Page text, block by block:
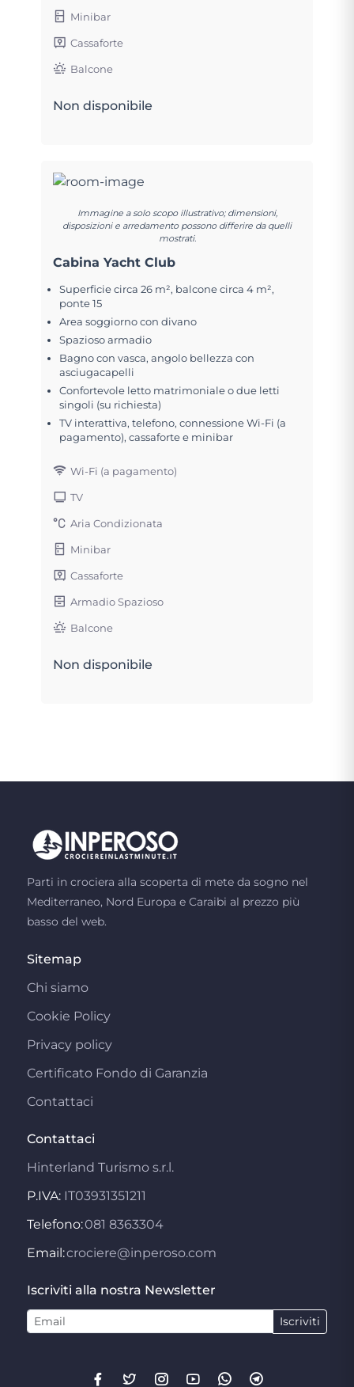
Minibar
Cassaforte
Balcone
Non disponibile
Immagine a solo scopo illustrativo; dimensioni,
disposizioni e arredamento possono differire da quelli
mostrati.
Cabina Yacht Club
Superficie circa 26 m², balcone circa 4 m²,
ponte 15
Area soggiorno con divano
Spazioso armadio
Bagno con vasca, angolo bellezza con
asciugacapelli
Confortevole letto matrimoniale o due letti
singoli (su richiesta)
TV interattiva, telefono, connessione Wi-Fi (a
pagamento), cassaforte e minibar
Wi-Fi (a pagamento)
TV
Aria Condizionata
Minibar
Cassaforte
Armadio Spazioso
Balcone
Non disponibile
Parti in crociera alla scoperta di mete da sogno nel
Mediterraneo, Nord Europa e Caraibi al prezzo più
basso del web.
Sitemap
Chi siamo
Cookie Policy
Privacy policy
Certificato Fondo di Garanzia
Contattaci
Contattaci
Hinterland Turismo s.r.l.
P.IVA: IT03931351211
Telefono:081 8363304
Email:crociere@inperoso.com
Iscriviti alla nostra Newsletter
Iscriviti